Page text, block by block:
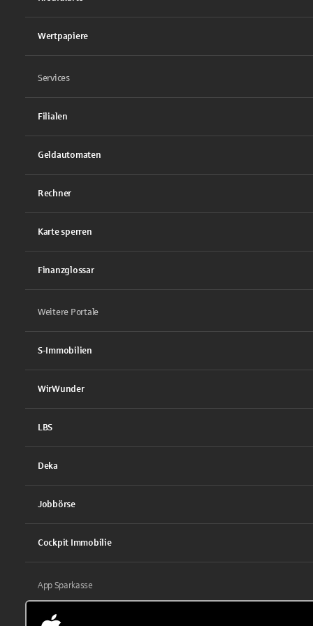
Wertpapiere
Services
Filialen
Geldautomaten
Rechner
Karte sperren
Finanzglossar
Weitere Portale
S-Immobilien
WirWunder
LBS
Deka
Jobbörse
Cockpit Immobilie
App Sparkasse